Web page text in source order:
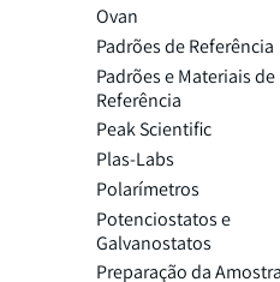
Ovan
Padrões de Referência
Padrões e Materiais de
Referência
Peak Scientific
Plas-Labs
Polarímetros
Potenciostatos e
Galvanostatos
Preparação da Amostra